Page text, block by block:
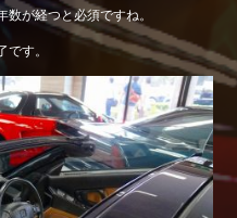
が経つと必須ですね。
す。